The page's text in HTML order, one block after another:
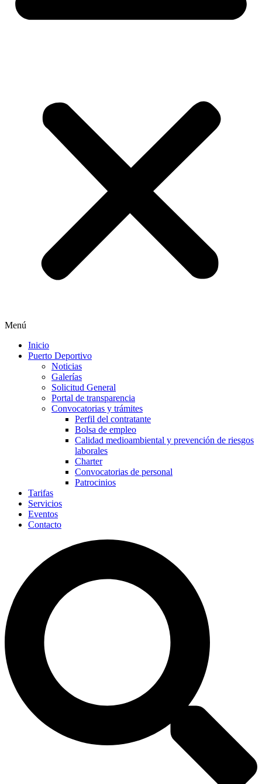
Menú
Inicio
Puerto Deportivo
Noticias
Galerías
Solicitud General
Portal de transparencia
Convocatorias y trámites
Perfil del contratante
Bolsa de empleo
Calidad medioambiental y prevención de riesgos
laborales
Charter
Convocatorias de personal
Patrocinios
Tarifas
Servicios
Eventos
Contacto